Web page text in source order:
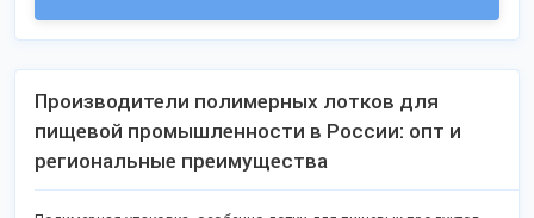
Производители полимерных лотков для
пищевой промышленности в России: опт и
региональные преимущества